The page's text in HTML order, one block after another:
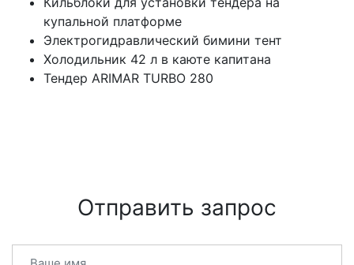
купальной платформе
Электрогидравлический бимини тент
Холодильник 42 л в каюте капитана
Тендер ARIMAR TURBO 280
Отправить запрос